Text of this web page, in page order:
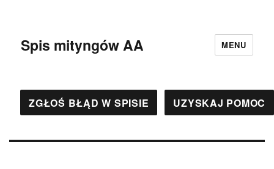
Spis mityngów AA MENU
ZGŁOŚ BŁĄD W SPISIE UZYSKAJ POMOC